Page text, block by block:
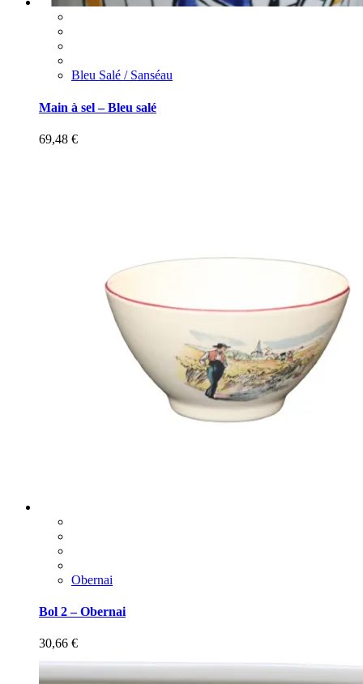
Bleu Salé / Sanséau
Main à sel – Bleu salé
69,48 €
Obernai
Bol 2 – Obernai
30,66 €